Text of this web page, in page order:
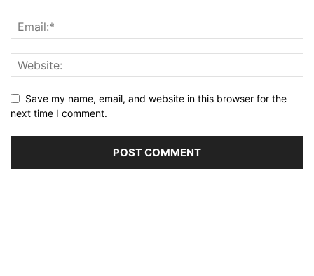
Save my name, email, and website in this browser for the
next time I comment.